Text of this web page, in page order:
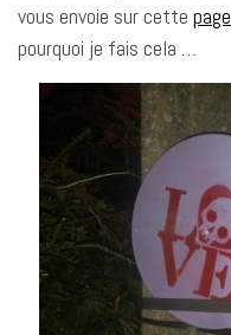
vous envoie sur cette page
pourquoi je fais cela …